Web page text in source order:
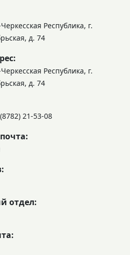
Республика, г.
д. 74
Республика, г.
д. 74
21-53-08
отдел: